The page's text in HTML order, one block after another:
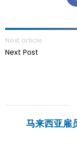
Next article
Next Post
马来西亚雇